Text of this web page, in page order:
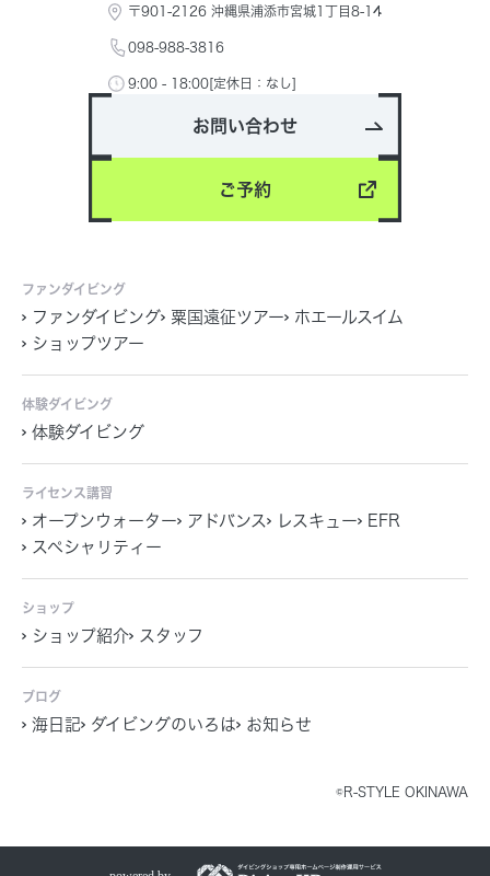
〒901-2126 沖縄県浦添市宮城1丁目8-14
098-988-3816
9:00 - 18:00[定休日：なし]
お問い合わせ
ご予約
ファンダイビング
ファンダイビング 粟国遠征ツアー
ホエールスイム
ショップツアー
体験ダイビング
体験ダイビング
ライセンス講習
オープンウォーター アドバンス レスキュー
EFR
スペシャリティー
ショップ
ショップ紹介 スタッフ
ブログ
海日記 ダイビングのいろは お知らせ
©R-STYLE OKINAWA